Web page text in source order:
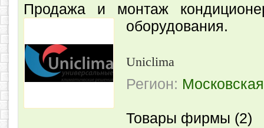
Продажа и монтаж
оборудования.
Uniclima
Регион:
Товары фирмы (2)